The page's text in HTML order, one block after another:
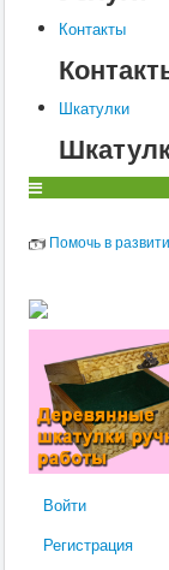
Контакты
Шкатулки
Помочь в
Войти
Регистрация